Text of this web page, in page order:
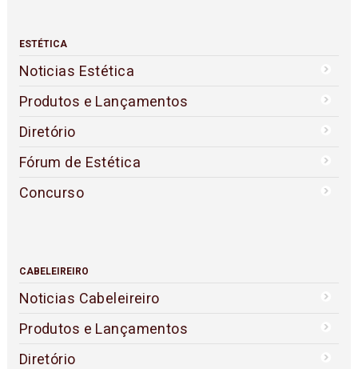
ESTÉTICA
Noticias Estética
Produtos e Lançamentos
Diretório
Fórum de Estética
Concurso
CABELEIREIRO
Noticias Cabeleireiro
Produtos e Lançamentos
Diretório